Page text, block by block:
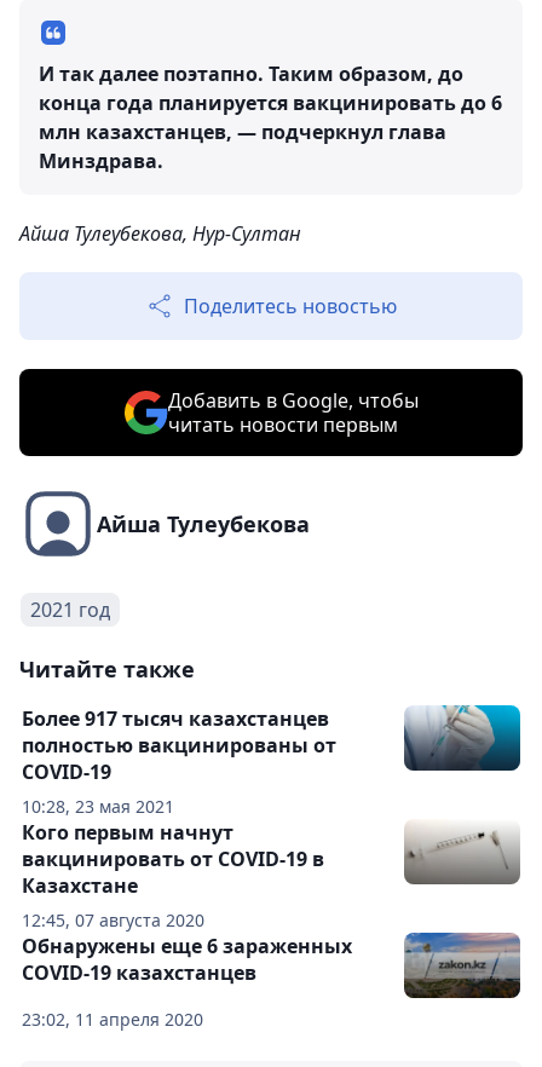
И так далее поэтапно. Таким образом, до
конца года планируется вакцинировать до 6
млн казахстанцев, — подчеркнул глава
Минздрава.
Айша Тулеубекова, Нур-Султан
Поделитесь новостью
Добавить в Google, чтобы
читать новости первым
Айша Тулеубекова
2021 год
Читайте также
10:28, 23 мая 2021
Более 917 тысяч казахстанцев
полностью вакцинированы от
COVID-19
12:45, 07 августа 2020
Кого первым начнут
вакцинировать от COVID-19 в
Казахстане
23:02, 11 апреля 2020
Обнаружены еще 6 зараженных
COVID-19 казахстанцев